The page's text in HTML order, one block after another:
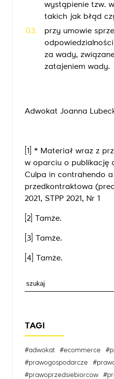
wystąpienie tzw.
takich jak błąd
przy umowie
za wady,
zatajeniem wady.
Adwokat Joanna
[1]
* Materiał wraz z
w oparciu o publikację
Culpa in contrahendo
przedkontraktowa
2021, STPP 2021, Nr 1
[2] Tamże.
[3] Tamże.
[4] Tamże.
TAGI
#adwokat #ecommerce
#prawogospodarcze
#prawoprzedsiebiorcow